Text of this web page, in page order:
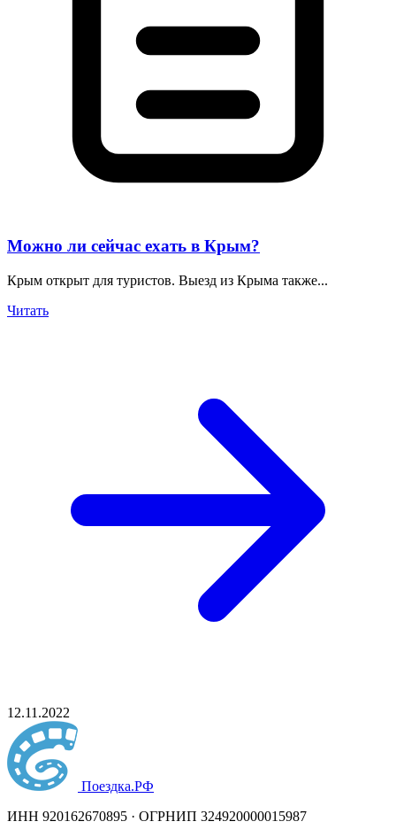
Можно ли сейчас ехать в Крым?
Крым открыт для туристов. Выезд из Крыма также...
Читать
12.11.2022
Поездка.РФ
ИНН 920162670895 · ОГРНИП 324920000015987